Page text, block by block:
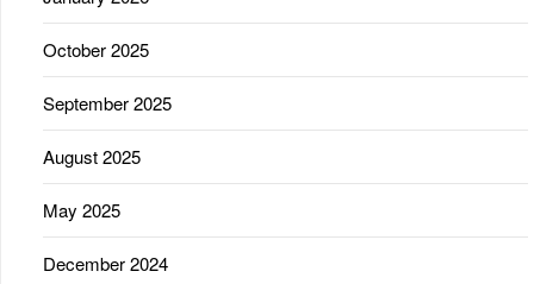
October 2025
September 2025
August 2025
May 2025
December 2024